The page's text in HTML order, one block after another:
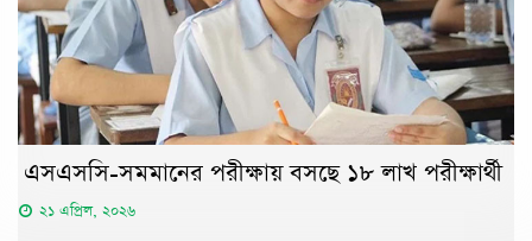
এসএসসি-সমমানের পরীক্ষায় বসছে ১৮ লাখ পরীক্ষার্থী
২১ এপ্রিল, ২০২৬